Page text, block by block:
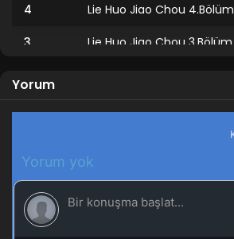
4 Lie Huo Jiao Chou 4.Bölüm
3 Lie Huo Jiao Chou 3.Bölüm
Yorum